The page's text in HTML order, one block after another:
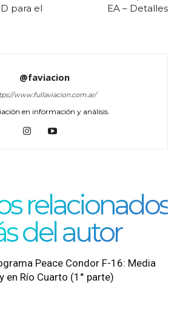
para el
EA – Detalles
@faviacion
www.fullaviacion.com.ar/
en información y análisis.
relacionados
del autor
Peace Condor F-16: Media
en Río Cuarto (1° parte)